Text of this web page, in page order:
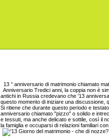
13 ° anniversario di matrimonio chiamato
Anniversario Tredici anni, la coppia non è
antichi in Russia credevano che '13
questo momento di iniziare una discussione,
Si ritiene che durante questo periodo e
anniversario chiamato "pizzo" o solido e
e tessuti, ma anche delicato e sottile, così il
la famiglia e occuparsi di relazioni familiari